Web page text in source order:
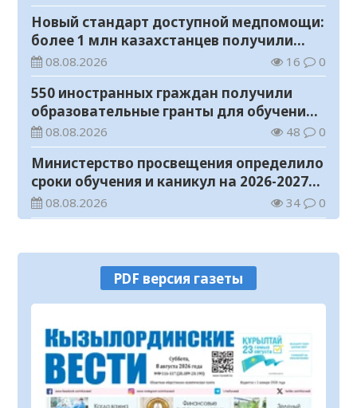
Новый стандарт доступной медпомощи:
более 1 млн казахстанцев получили
телемедицинские услуги
08.08.2026 16 0
550 иностранных граждан получили
образовательные гранты для обучения в
Казахстане
08.08.2026 48 0
Министерство просвещения определило
сроки обучения и каникул на 2026-2027
учебный год
08.08.2026 34 0
08.08.2026 25 0
У граждан высокие ожидания от
выборов в Курултай – опрос
07.08.2026
В Жанакоргане введена в эксплуатацию
водораспределительная станция
07.08.2026 101
PDF версия газеты